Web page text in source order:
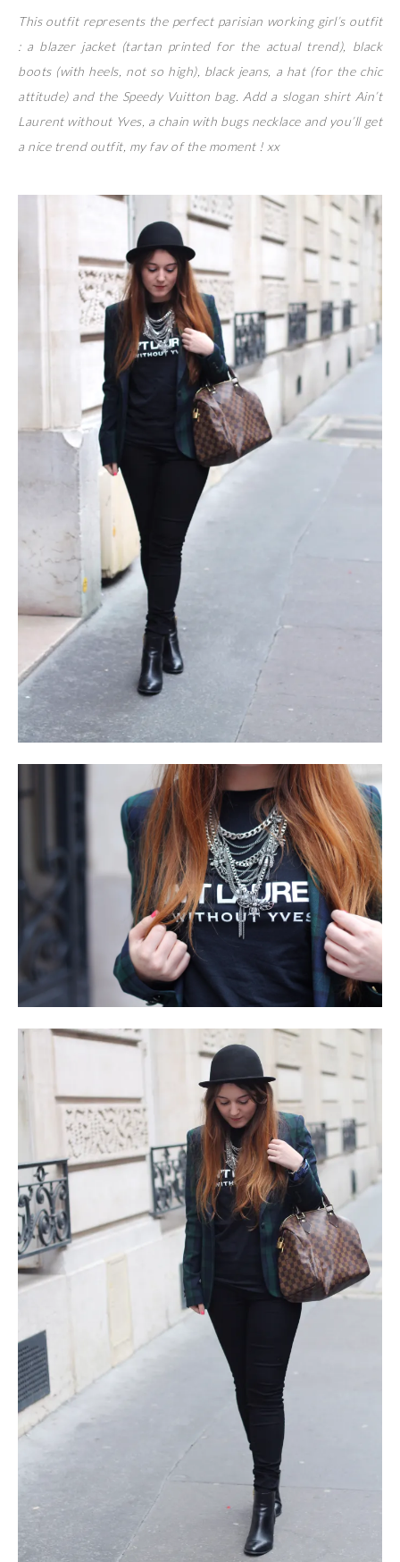
This outfit represents the perfect parisian working girl’s outfit
: a blazer jacket (tartan printed for the actual trend), black
boots (with heels, not so high), black jeans, a hat (for the chic
attitude) and the Speedy Vuitton bag. Add a slogan shirt Ain’t
Laurent without Yves, a chain with bugs necklace and you’ll get
a nice trend outfit, my fav of the moment ! xx